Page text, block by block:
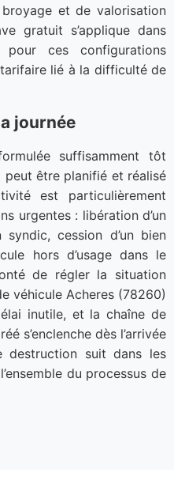
et de valorisation
gratuit s’applique dans
ces configurations
lié à la difficulté de
journée
suffisamment tôt
peut être planifié et réalisé
est particulièrement
urgentes : libération d’un
cession d’un bien
hors d’usage dans le
de régler la situation
véhicule Acheres (78260)
inutile, et la chaîne de
s’enclenche dès l’arrivée
destruction suit dans les
du processus de